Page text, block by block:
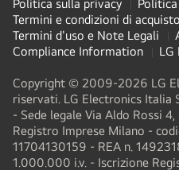
Politica sulla privacy
Termini e condizioni di acquisto
Termini d'uso e Note Legali
Compliance Information
LG
Copyright © 2009-2026 LG
riservati. LG Electronics Italia
- Sede legale Via Aldo Rossi
Registro Imprese Milano -
11704130159 - REA n.
1.000.000 i.v. - Iscrizione